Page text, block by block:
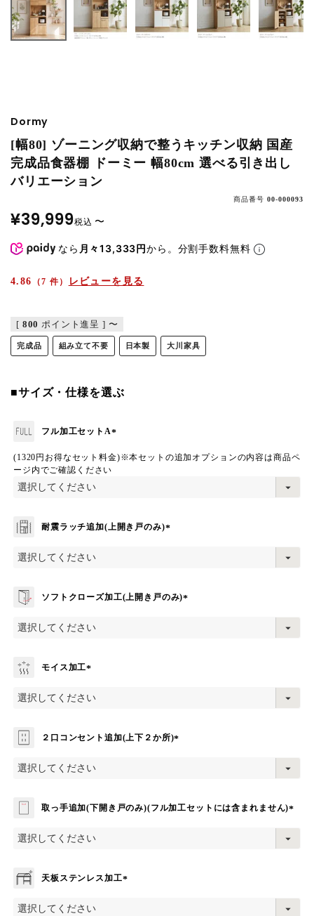
Dormy
[幅80] ゾーニング収納で整うキッチン収納 国産
完成品食器棚 ドーミー 幅80cm 選べる引き出し
バリエーション
商品番号 00-000093
¥39,999税込 〜
なら 月々13,333円から。分割手数料無料
4.86 （7 件） レビューを見る
[ 800 ポイント進呈 ] 〜
完成品 組み立て不要 日本製 大川家具
■サイズ・仕様を選ぶ
フル加工セットA
必
須
(1320円お得なセット料金)※本セットの追加オプションの内容は商品ペ
ージ内でご確認ください
耐震ラッチ追加(上開き戸のみ)
ソフトクローズ加工(上開き戸のみ)
モイス加工
必
２口コンセント追加(上下２か所)
取っ手追加(下開き戸のみ)(フル加工セットには含まれません)
必
須
天板ステンレス加工